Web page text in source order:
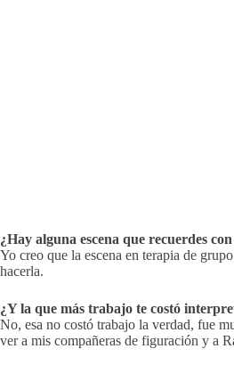
¿Hay alguna escena que recuerdes
Yo creo que la escena en terapia de
hacerla.
¿Y la que más trabajo te costó
No, esa no costó trabajo la verdad, fue
ver a mis compañeras de figuración y a